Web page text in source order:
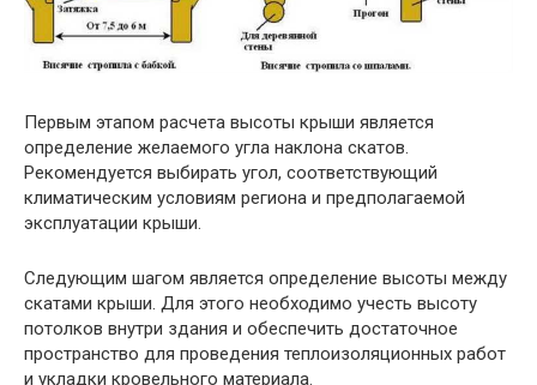
Первым этапом расчета высоты крыши является
определение желаемого угла наклона скатов.
Рекомендуется выбирать угол, соответствующий
климатическим условиям региона и предполагаемой
эксплуатации крыши.
Следующим шагом является определение высоты между
скатами крыши. Для этого необходимо учесть высоту
потолков внутри здания и обеспечить достаточное
пространство для проведения теплоизоляционных работ
и укладки кровельного материала.